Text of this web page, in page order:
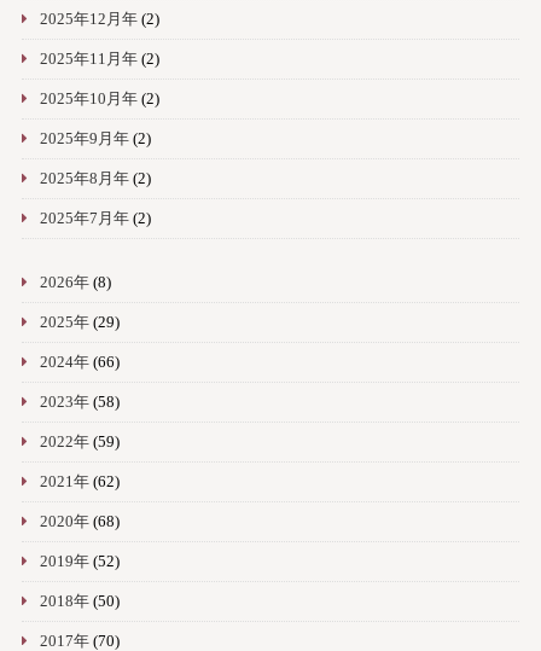
2025年12月年(2)
2025年11月年(2)
2025年10月年(2)
2025年9月年(2)
2025年8月年(2)
2025年7月年(2)
2026年(8)
2025年(29)
2024年(66)
2023年(58)
2022年(59)
2021年(62)
2020年(68)
2019年(52)
2018年(50)
2017年(70)